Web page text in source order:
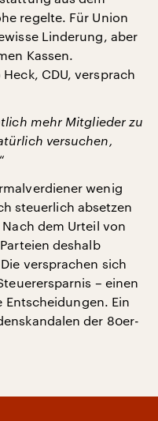
regelte. Für Union
Linderung, aber
Kassen.
CDU, versprach
mehr Mitglieder zu
versuchen,
wenig
steuerlich absetzen
dem Urteil von
deshalb
versprachen sich
– einen
Ein
der 80er-